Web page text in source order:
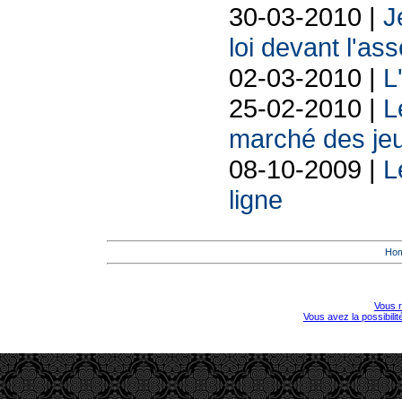
30-03-2010 |
loi devant
02-03-2010 |
25-02-2010 |
marché des
08-10-2009 |
ligne
Vous
Vous avez la